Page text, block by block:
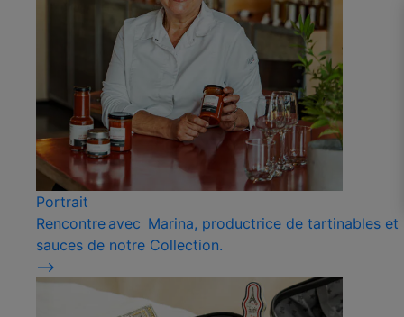
Portrait
Rencontre avec Marina, productrice de tartinables et
sauces de notre Collection.
⟶